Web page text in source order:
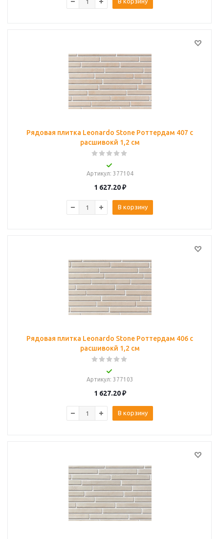
Рядовая плитка Leonardo Stone Роттердам 407 с
расшивокй 1,2 см
Артикул: 377104
1 627.20₽
В корзину
Рядовая плитка Leonardo Stone Роттердам 406 с
расшивокй 1,2 см
Артикул: 377103
1 627.20₽
В корзину